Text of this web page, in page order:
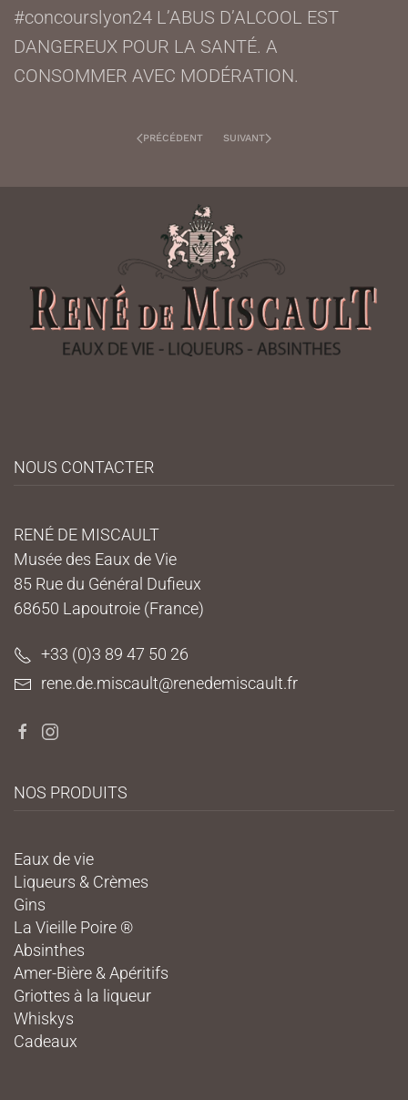
#concourslyon24 L’ABUS D’ALCOOL EST
DANGEREUX POUR LA SANTÉ. A
CONSOMMER AVEC MODÉRATION.
PRÉCÉDENT SUIVANT
NOUS CONTACTER
RENÉ DE MISCAULT
Musée des Eaux de Vie
85 Rue du Général Dufieux
68650 Lapoutroie (France)
+33 (0)3 89 47 50 26
rene.de.miscault@renedemiscault.fr
NOS PRODUITS
Eaux de vie
Liqueurs & Crèmes
Gins
La Vieille Poire ®
Absinthes
Amer-Bière & Apéritifs
Griottes à la liqueur
Whiskys
Cadeaux